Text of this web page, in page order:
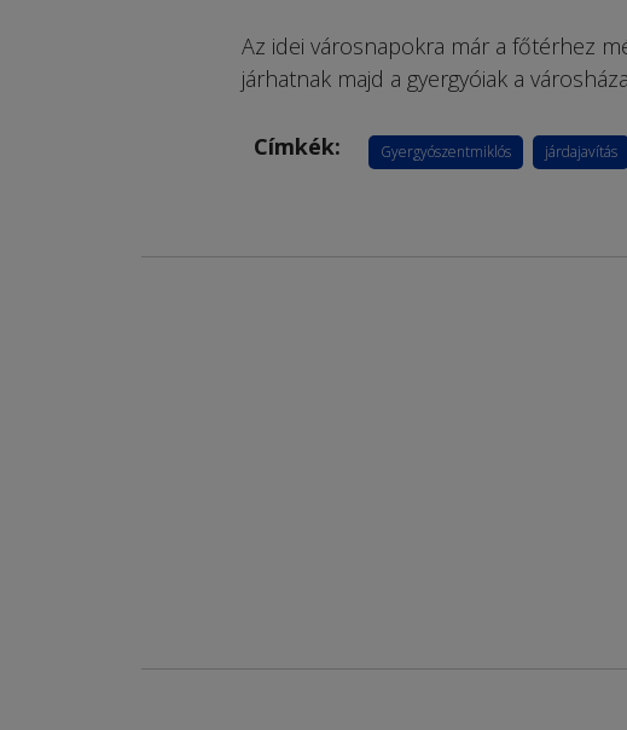
Az idei városnapokra már a főtérhez
járhatnak majd a gyergyóiak a
Címkék: Gyergyószentmiklós járdajavítás